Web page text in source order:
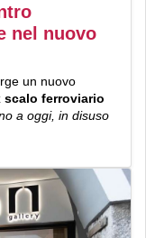
nel nuovo
un nuovo
scalo ferroviario
a oggi, in disuso